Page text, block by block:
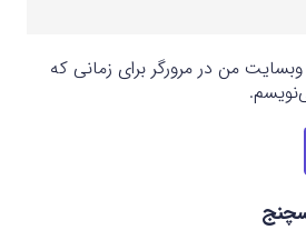
وبسایت من در مرورگر برای زمانی که